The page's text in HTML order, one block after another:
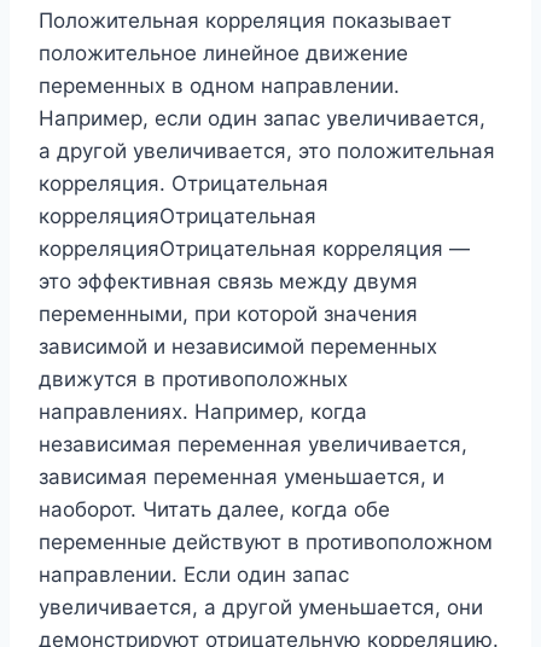
Положительная корреляция показывает
положительное линейное движение
переменных в одном направлении.
Например, если один запас увеличивается,
а другой увеличивается, это положительная
корреляция. Отрицательная
корреляцияОтрицательная
корреляцияОтрицательная корреляция —
это эффективная связь между двумя
переменными, при которой значения
зависимой и независимой переменных
движутся в противоположных
направлениях. Например, когда
независимая переменная увеличивается,
зависимая переменная уменьшается, и
наоборот. Читать далее, когда обе
переменные действуют в противоположном
направлении. Если один запас
увеличивается, а другой уменьшается, они
демонстрируют отрицательную корреляцию.